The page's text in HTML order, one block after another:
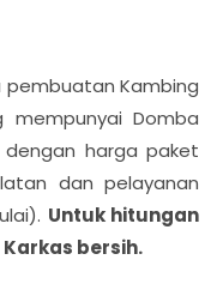
pembuatan Kambing
mempunyai Domba
harga paket
dan pelayanan
. Untuk hitungan
bersih.